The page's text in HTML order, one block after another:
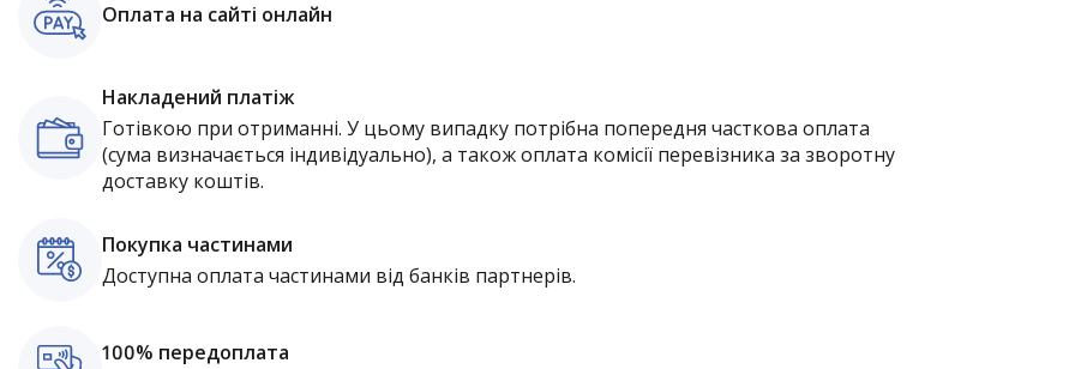
Оплата на сайті онлайн
Накладений платіж
Готівкою при отриманні. У цьому випадку потрібна попередня часткова оплата
(сума визначається індивідуально), а також оплата комісії перевізника за зворотну
доставку коштів.
Покупка частинами
Доступна оплата частинами від банків партнерів.
100% передоплата